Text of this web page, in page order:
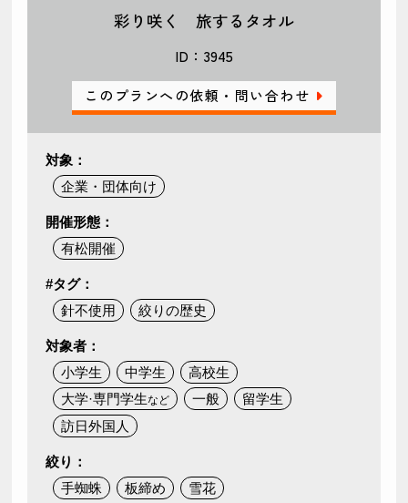
彩り咲く 旅するタオル
ID：3945
このプランへの依頼・問い合わせ
対象：
企業・団体向け
開催形態：
有松開催
#タグ：
針不使用
絞りの歴史
対象者：
小学生
中学生
高校生
大学·専門学生など 一般
留学生
訪日外国人
絞り：
手蜘蛛
板締め 雪花